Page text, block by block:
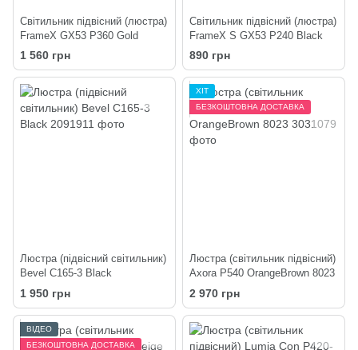
Світильник підвісний (люстра)
FrameX GX53 P360 Gold
1 560 грн
Світильник підвісний (люстра)
FrameX S GX53 P240 Black
890 грн
Люстра (підвісний світильник)
Bevel C165-3 Black
1 950 грн
ХІТ
БЕЗКОШТОВНА ДОСТАВКА
Люстра (світильник підвісний)
Axora P540 OrangeBrown 8023
2 970 грн
ВІДЕО
БЕЗКОШТОВНА ДОСТАВКА